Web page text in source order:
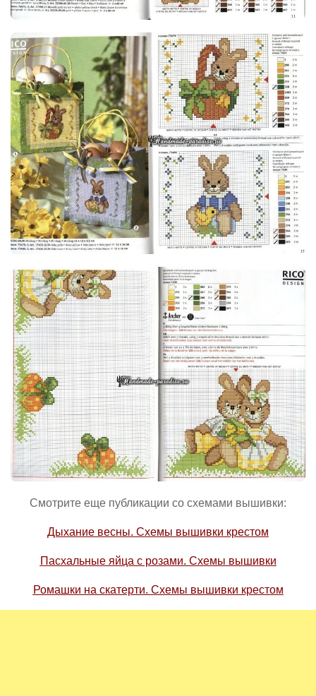
Смотрите еще публикации со схемами вышивки:
Дыхание весны. Схемы вышивки крестом
Пасхальные яйца с розами. Схемы вышивки
Ромашки на скатерти. Схемы вышивки крестом